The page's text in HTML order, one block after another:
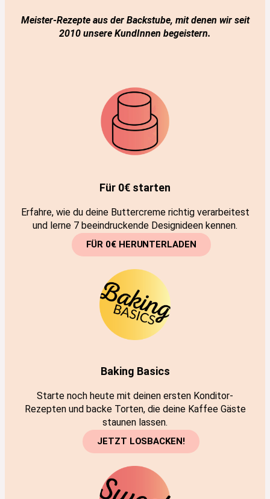
Meister-Rezepteaus der Backstube, mit denen wir seit
2010 unsere KundInnen begeistern.
Für 0€ starten
Erfahre, wie du deine Buttercreme richtig verarbeitest
und lerne 7 beeindruckende Designideen kennen.
FÜR 0€ HERUNTERLADEN
Baking Basics
Starte noch heute mit deinen ersten Konditor-
Rezepten und backe Torten, die deine Kaffee Gäste
staunen lassen.
JETZT LOSBACKEN!